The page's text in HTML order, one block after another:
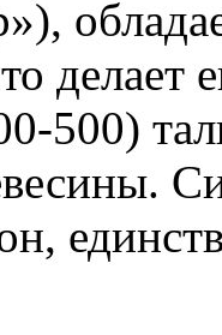
делает
500)